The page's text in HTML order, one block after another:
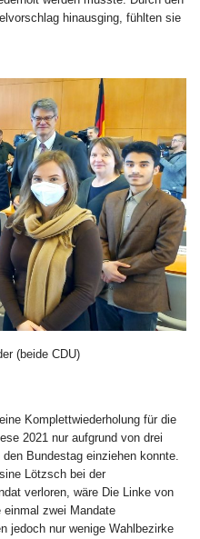
hinausging, fühlten sie
(beide CDU)
Komplettwiederholung für die
2021 nur aufgrund von drei
Bundestag einziehen konnte.
Lötzsch bei der
verloren, wäre Die Linke von
einmal zwei Mandate
jedoch nur wenige Wahlbezirke